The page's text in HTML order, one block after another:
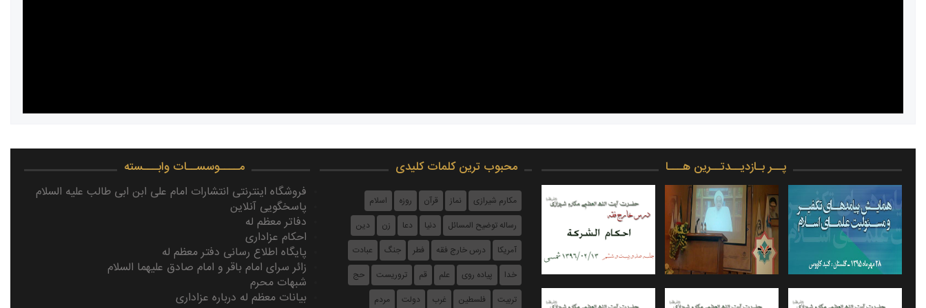
پــر بـازدیــدتــرین هـــا محبوب ترین کلمات کلیدی
مکارم شیرازی نماز قرآن روزه
اسلام
رساله توضیح المسائل
دنیا دعا زن
دین
آمریکا
درس خارج فقه فطر جنگ
عبادت
خدا
پیاده روی علم قم تروریست
حج
تربیت
فلسطین غرب دولت مردم
مــــوسســات وابـــسته
فروشگاه اینترنتی انتشارات امام علی ابن ابی طالب علیه السلام
پاسخگویی آنلاین
دفاتر معظم له
احکام عزاداری
پایگاه اطلاع رسانی دفتر معظم له
زائر سرای امام باقر و امام صادق علیهما السلام
شبهات محرم
بیانات معظم له درباره عزاداری